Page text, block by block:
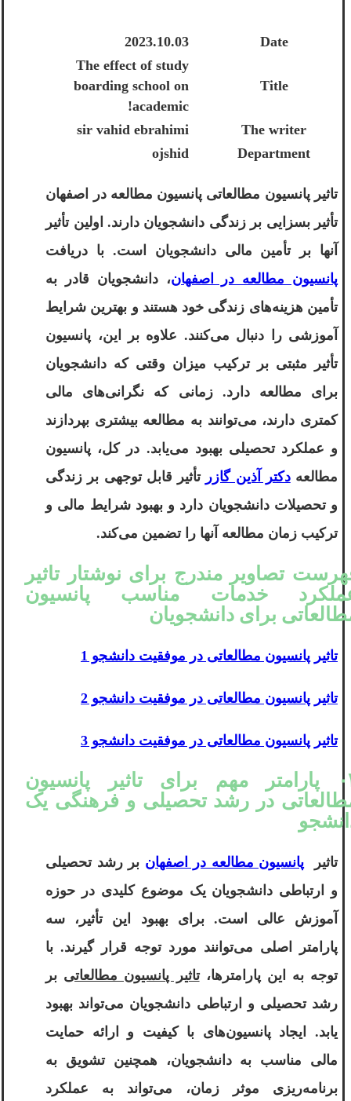
Date
2023.10.03
Title
The effect of study
boarding school on
academic!
The writer
sir vahid ebrahimi
Department
ojshid
تاثیر پانسیون مطالعاتی پانسیون مطالعه در اصفهان
تأثیر بسزایی بر زندگی دانشجویان دارند. اولین تأثیر
آنها بر تأمین مالی دانشجویان است. با دریافت
پانسیون مطالعه در اصفهان، دانشجویان قادر به
تأمین هزینه‌های زندگی خود هستند و بهترین شرایط
آموزشی را دنبال می‌کنند. علاوه بر این، پانسیون
تأثیر مثبتی بر ترکیب میزان وقتی که دانشجویان
برای مطالعه دارد. زمانی که نگرانی‌های مالی
کمتری دارند، می‌توانند به مطالعه بیشتری بپردازند
و عملکرد تحصیلی بهبود می‌یابد. در کل، پانسیون
مطالعهدکتر آذین گازر تأثیر قابل توجهی بر زندگی
و تحصیلات دانشجویان دارد و بهبود شرایط مالی و
ترکیب زمان مطالعه آنها را تضمین می‌کند.
تصاویر مندرج برای نوشتار تاثیر
خدمات مناسب پانسیون
برای دانشجویان
تاثیر پانسیون مطالعاتی در موفقیت دانشجو 1
تاثیر پانسیون مطالعاتی در موفقیت دانشجو 2
تاثیر پانسیون مطالعاتی در موفقیت دانشجو 3
۰۳ پارامتر مهم برای تاثیر پانسیون
در رشد تحصیلی و فرهنگی یک
تاثیر پانسیون مطالعه در اصفهان بر رشد تحصیلی
و ارتباطی دانشجویان یک موضوع کلیدی در حوزه
آموزش عالی است. برای بهبود این تأثیر، سه
پارامتر اصلی می‌توانند مورد توجه قرار گیرند. با
توجه به این پارامترها،تاثیر پانسیون مطالعاتی بر
رشد تحصیلی و ارتباطی دانشجویان می‌تواند بهبود
یابد. ایجاد پانسیون‌های با کیفیت و ارائه حمایت
مالی مناسب به دانشجویان، همچنین تشویق به
برنامه‌ریزی موثر زمان، می‌تواند به عملکرد